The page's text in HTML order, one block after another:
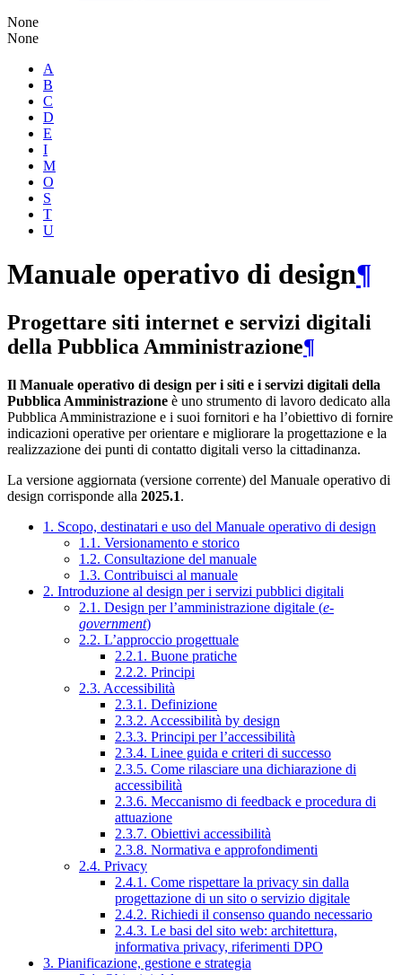
None
None
A
B
C
D
E
I
M
O
S
T
U
Manuale operativo di design¶
Progettare siti internet e servizi digitali
della Pubblica Amministrazione¶
Il Manuale operativo di design per i siti e i servizi digitali della
Pubblica Amministrazione è uno strumento di lavoro dedicato alla
Pubblica Amministrazione e i suoi fornitori e ha l’obiettivo di fornire
indicazioni operative per orientare e migliorare la progettazione e la
realizzazione dei punti di contatto digitali verso la cittadinanza.
La versione aggiornata (versione corrente) del Manuale operativo di
design corrisponde alla 2025.1.
1. Scopo, destinatari e uso del Manuale operativo di design
1.1. Versionamento e storico
1.2. Consultazione del manuale
1.3. Contribuisci al manuale
2. Introduzione al design per i servizi pubblici digitali
2.1. Design per l’amministrazione digitale (e-
government)
2.2. L’approccio progettuale
2.2.1. Buone pratiche
2.2.2. Principi
2.3. Accessibilità
2.3.1. Definizione
2.3.2. Accessibilità by design
2.3.3. Principi per l’accessibilità
2.3.4. Linee guida e criteri di successo
2.3.5. Come rilasciare una dichiarazione di
accessibilità
2.3.6. Meccanismo di feedback e procedura di
attuazione
2.3.7. Obiettivi accessibilità
2.3.8. Normativa e approfondimenti
2.4. Privacy
2.4.1. Come rispettare la privacy sin dalla
progettazione di un sito o servizio digitale
2.4.2. Richiedi il consenso quando necessario
2.4.3. Le basi del sito web: architettura,
informativa privacy, riferimenti DPO
3. Pianificazione, gestione e strategia